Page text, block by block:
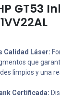
GT53
Calidad Láser:
que
limpios y una
Certificada: